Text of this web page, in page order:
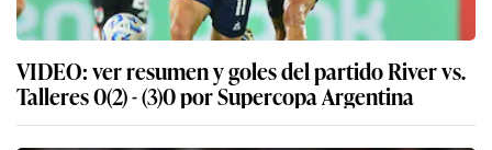
VIDEO: ver resumen y goles del partido River vs.
Talleres 0(2) - (3)0 por Supercopa Argentina